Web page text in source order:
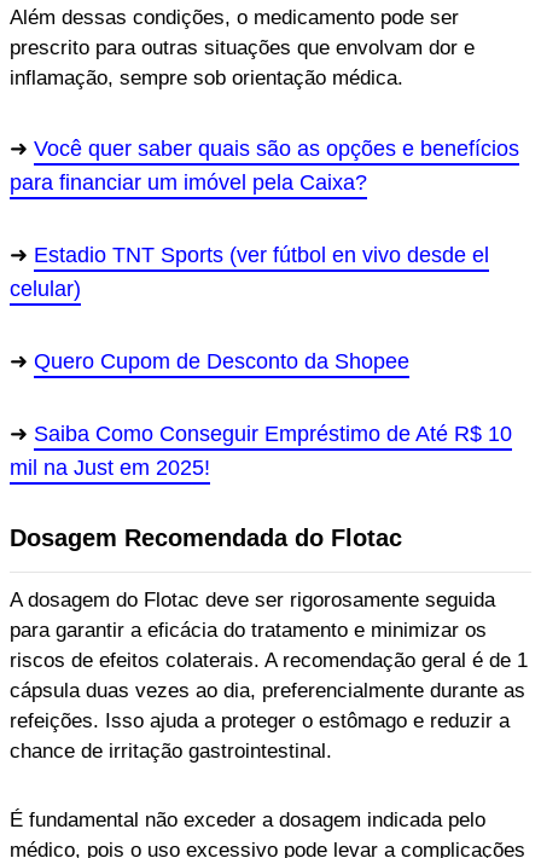
Além dessas condições, o medicamento pode ser
prescrito para outras situações que envolvam dor e
inflamação, sempre sob orientação médica.
Você quer saber quais são as opções e benefícios
para financiar um imóvel pela Caixa?
Estadio TNT Sports (ver fútbol en vivo desde el
celular)
Quero Cupom de Desconto da Shopee
Saiba Como Conseguir Empréstimo de Até R$ 10
mil na Just em 2025!
Dosagem Recomendada do Flotac
A dosagem do Flotac deve ser rigorosamente seguida
para garantir a eficácia do tratamento e minimizar os
riscos de efeitos colaterais. A recomendação geral é de 1
cápsula duas vezes ao dia, preferencialmente durante as
refeições. Isso ajuda a proteger o estômago e reduzir a
chance de irritação gastrointestinal.
É fundamental não exceder a dosagem indicada pelo
médico, pois o uso excessivo pode levar a complicações